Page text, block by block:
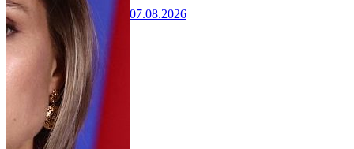
07.08.2026